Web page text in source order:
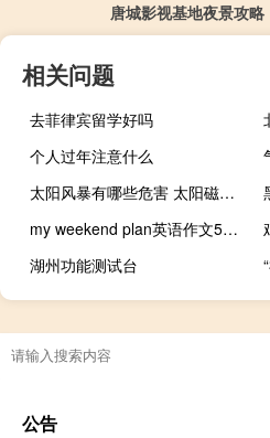
唐城影视基地夜景攻略
相关问题
去菲律宾留学好吗
个人过年注意什么
太阳风暴有哪些危害 太阳磁暴对人体有哪些影响
my weekend plan英语作文5句话
湖州功能测试台
公告